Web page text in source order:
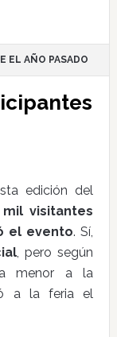
EL AÑO PASADO
edición del
mil visitantes
el evento. Sí,
, pero según
menor a la
a la feria el